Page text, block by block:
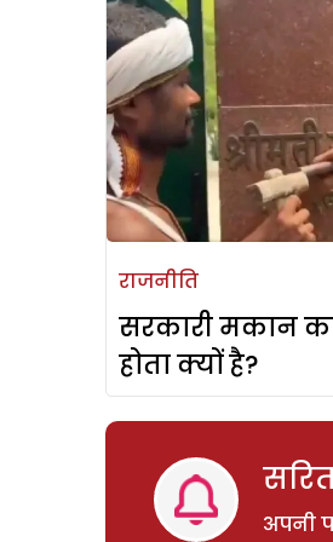
राजनीति
सरकारी मकान
होता क्यों है?
अपनी